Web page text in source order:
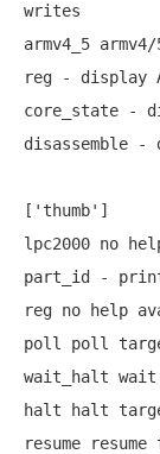
writes
armv4_5
reg - display
core_state -
disassemble -
['thumb']
lpc2000 no
part_id -
reg no help
poll poll
wait_halt
halt halt
resume